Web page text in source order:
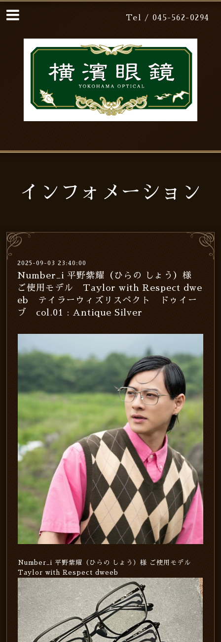
Tel / 045-562-0294
インフォメーション
2025-09-03 23:40:00
Number_i 平野紫耀（ひらの しょう）様
ご使用モデル Taylor with Respect dwe
eb テイラーウィズリスペクト ドゥイー
ブ col.01 : Antique Silver
Number_i 平野紫耀（ひらの しょう）様 ご使用モデル
Taylor with Respect dweeb